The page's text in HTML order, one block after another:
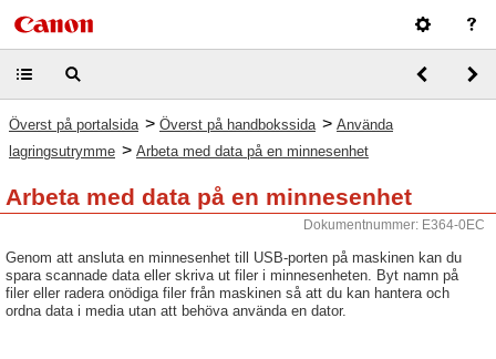
Överst på portalsida > Överst på handbokssida > Använda
lagringsutrymme > Arbeta med data på en minnesenhet
Arbeta med data på en minnesenhet
Dokumentnummer: E364-0EC
Genom att ansluta en minnesenhet till USB-porten på maskinen kan du
spara scannade data eller skriva ut filer i minnesenheten. Byt namn på
filer eller radera onödiga filer från maskinen så att du kan hantera och
ordna data i media utan att behöva använda en dator.